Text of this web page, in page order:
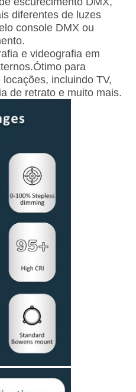
diferentes de luzes
console DMX ou
e videografia em
para
incluindo TV,
de retrato e muito mais.